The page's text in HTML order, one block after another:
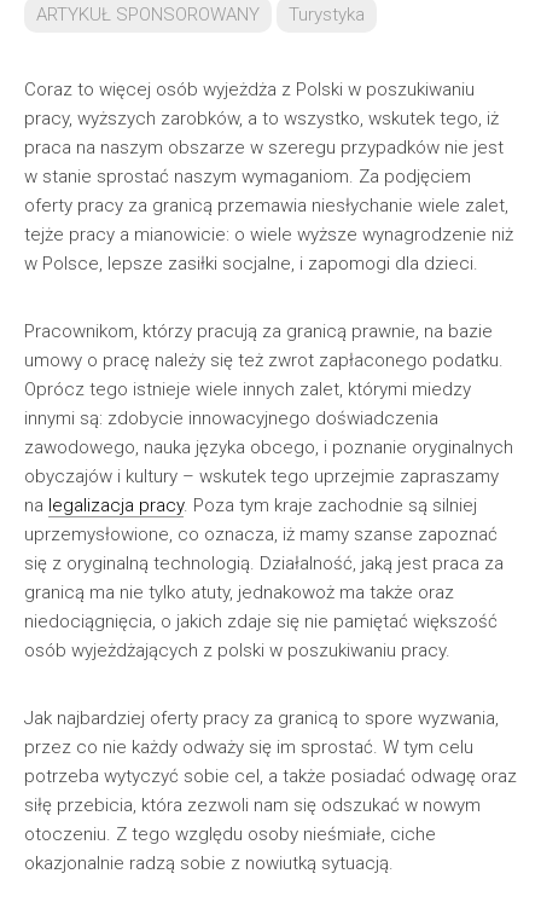
ARTYKUŁ SPONSOROWANY
Turystyka
Coraz to więcej osób wyjeżdża z Polski w poszukiwaniu
pracy, wyższych zarobków, a to wszystko, wskutek tego, iż
praca na naszym obszarze w szeregu przypadków nie jest
w stanie sprostać naszym wymaganiom. Za podjęciem
oferty pracy za granicą przemawia niesłychanie wiele zalet,
tejże pracy a mianowicie: o wiele wyższe wynagrodzenie niż
w Polsce, lepsze zasiłki socjalne, i zapomogi dla dzieci.
Pracownikom, którzy pracują za granicą prawnie, na bazie
umowy o pracę należy się też zwrot zapłaconego podatku.
Oprócz tego istnieje wiele innych zalet, którymi miedzy
innymi są: zdobycie innowacyjnego doświadczenia
zawodowego, nauka języka obcego, i poznanie oryginalnych
obyczajów i kultury – wskutek tego uprzejmie zapraszamy
na legalizacja pracy. Poza tym kraje zachodnie są silniej
uprzemysłowione, co oznacza, iż mamy szanse zapoznać
się z oryginalną technologią. Działalność, jaką jest praca za
granicą ma nie tylko atuty, jednakowoż ma także oraz
niedociągnięcia, o jakich zdaje się nie pamiętać większość
osób wyjeżdżających z polski w poszukiwaniu pracy.
Jak najbardziej oferty pracy za granicą to spore wyzwania,
przez co nie każdy odważy się im sprostać. W tym celu
potrzeba wytyczyć sobie cel, a także posiadać odwagę oraz
siłę przebicia, która zezwoli nam się odszukać w nowym
otoczeniu. Z tego względu osoby nieśmiałe, ciche
okazjonalnie radzą sobie z nowiutką sytuacją.